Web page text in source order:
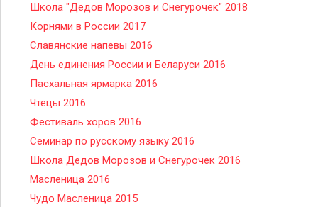
Школа "Дедов Морозов и Снегурочек" 2018
Корнями в России 2017
Славянские напевы 2016
День единения России и Беларуси 2016
Пасхальная ярмарка 2016
Чтецы 2016
Фестиваль хоров 2016
Семинар по русскому языку 2016
Школа Дедов Морозов и Снегурочек 2016
Масленица 2016
Чудо Масленица 2015